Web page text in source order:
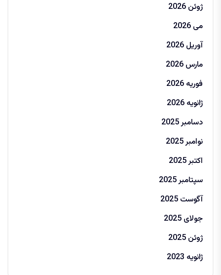
ژوئن 2026
می 2026
آوریل 2026
مارس 2026
فوریه 2026
ژانویه 2026
دسامبر 2025
نوامبر 2025
اکتبر 2025
سپتامبر 2025
آگوست 2025
جولای 2025
ژوئن 2025
ژانویه 2023